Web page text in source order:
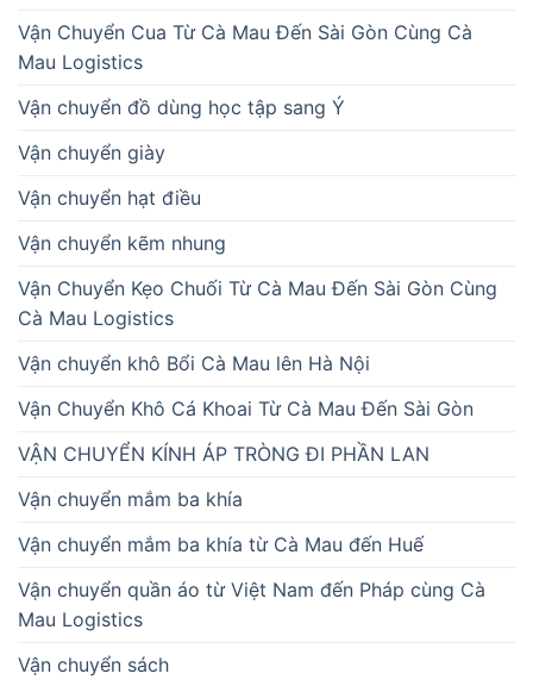
Vận Chuyển Cua Từ Cà Mau Đến Sài Gòn Cùng Cà
Mau Logistics
Vận chuyển đồ dùng học tập sang Ý
Vận chuyển giày
Vận chuyển hạt điều
Vận chuyển kẽm nhung
Vận Chuyển Kẹo Chuối Từ Cà Mau Đến Sài Gòn Cùng
Cà Mau Logistics
Vận chuyển khô Bổi Cà Mau lên Hà Nội
Vận Chuyển Khô Cá Khoai Từ Cà Mau Đến Sài Gòn
VẬN CHUYỂN KÍNH ÁP TRÒNG ĐI PHẦN LAN
Vận chuyển mắm ba khía
Vận chuyển mắm ba khía từ Cà Mau đến Huế
Vận chuyển quần áo từ Việt Nam đến Pháp cùng Cà
Mau Logistics
Vận chuyển sách